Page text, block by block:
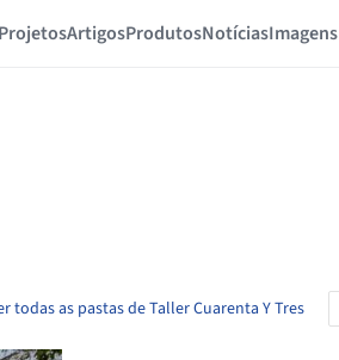
ProjetosArtigosProdutosNotíciasImagens
todas as pastas de Taller Cuarenta Y Tres